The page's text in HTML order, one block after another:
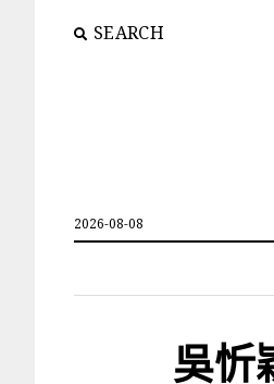
SEARCH
2026-08-08
吳忻